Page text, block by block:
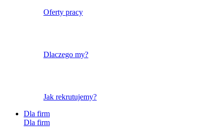
Oferty pracy
Dlaczego my?
Jak rekrutujemy?
Dla firm
Dla firm